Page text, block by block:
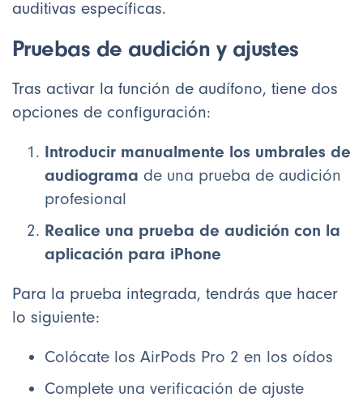
auditivas específicas.
Pruebas de audición y ajustes
Tras activar la función de audífono, tiene dos
opciones de configuración:
Introducir manualmente los umbrales de
audiograma de una prueba de audición
profesional
Realice una prueba de audición con la
aplicación para iPhone
Para la prueba integrada, tendrás que hacer
lo siguiente:
Colócate los AirPods Pro 2 en los oídos
Complete una verificación de ajuste